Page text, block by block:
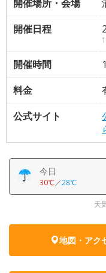
開催場所・会場
開催日程
開催時間
料金
公式サイト
今日
30℃／28℃
天
地図・アク